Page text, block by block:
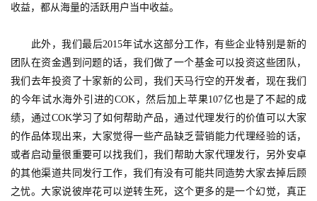
(
)
收益，都从海量的活跃用户当中收益。
此外，我们最后2015年试水这部分工作，有些企业特别是新的
团队在资金遇到问题的话，我们做了一个基金可以投资这些团队，
我们去年投资了十家新的公司，我们天马行空的开发者，现在我们
的今年试水海外引进的COK，然后加上苹果107亿也是了不起的成
绩，通过COK学习了如何帮助产品，通过代理发行的价值可以大家
的作品体现出来，大家觉得一些产品缺乏营销能力代理经验的话，
或者启动量很重要可以找我们，我们帮助大家代理发行，另外安卓
的其他渠道共同发行工作，我们有没有可能共同造势大家去掉后顾
之忧。大家说彼岸花可以逆转生死，这个更多的是一个幻觉，真正